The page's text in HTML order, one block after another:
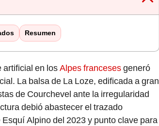
Resumen
artificial en losAlpes francesesgeneró
La balsa de La Loze, edificada a gran
de Courchevel ante la irregularidad
debió abastecer el trazado
Alpino del 2023 y punto clave para